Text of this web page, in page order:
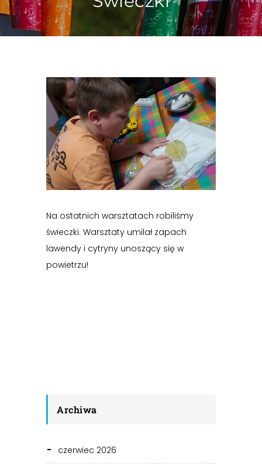
Na ostatnich warsztatach robiliśmy
świeczki. Warsztaty umilał zapach
lawendy i cytryny unoszący się w
powietrzu!
Archiwa
czerwiec 2026